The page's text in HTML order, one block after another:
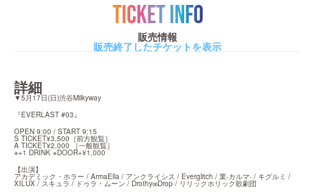
TICKET INFO
販売情報
販売終了したチケットを表示
詳細
▼5月17日(日)渋谷Milkyway
『EVERLAST #03』
OPEN 9:00 / START 9:15
S TICKET¥3,500［前方観覧］
A TICKET¥2,000 ［一般観覧］
※+1 DRINK ※DOOR+¥1,000
【出演】
アカデミック・ホラー / ArmaElla / アンクライシス / Everglitch / 業-カルマ- / キグルミ /
XILUX / スキュラ / ドゥラ・ムーン / Drothy∞Drop / リリックホリック歌劇団